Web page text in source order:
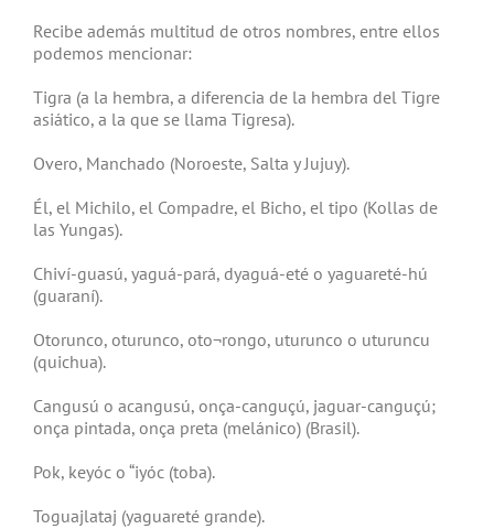
Recibe además multitud de otros nombres, entre ellos
podemos mencionar:
Tigra (a la hembra, a diferencia de la hembra del Tigre
asiático, a la que se llama Tigresa).
Overo, Manchado (Noroeste, Salta y Jujuy).
Él, el Michilo, el Compadre, el Bicho, el tipo (Kollas de
las Yungas).
Chiví-guasú, yaguá-pará, dyaguá-eté o yaguareté-hú
(guaraní).
Otorunco, oturunco, oto¬rongo, uturunco o uturuncu
(quichua).
Cangusú o acangusú, onça-canguçú, jaguar-canguçú;
onça pintada, onça preta (melánico) (Brasil).
Pok, keyóc o “iyóc (toba).
Toguajlataj (yaguareté grande).